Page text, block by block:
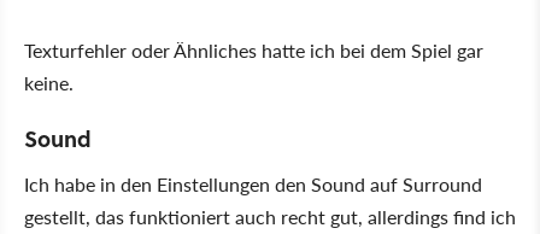
Texturfehler oder Ähnliches hatte ich bei dem Spiel gar
keine.
Sound
Ich habe in den Einstellungen den Sound auf Surround
gestellt, das funktioniert auch recht gut, allerdings find ich